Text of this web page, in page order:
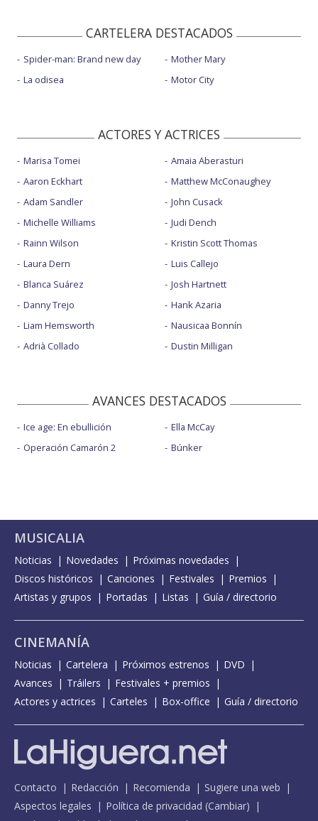
CARTELERA DESTACADOS
Spider-man: Brand new day
La odisea
Mother Mary
Motor City
ACTORES Y ACTRICES
Marisa Tomei
Aaron Eckhart
Adam Sandler
Michelle Williams
Rainn Wilson
Laura Dern
Blanca Suárez
Danny Trejo
Liam Hemsworth
Adrià Collado
Amaia Aberasturi
Matthew McConaughey
John Cusack
Judi Dench
Kristin Scott Thomas
Luis Callejo
Josh Hartnett
Hank Azaria
Nausicaa Bonnín
Dustin Milligan
AVANCES DESTACADOS
Ice age: En ebullición
Operación Camarón 2
Ella McCay
Búnker
MUSICALIA
Noticias Novedades
Próximas novedades
Discos históricos
Canciones Festivales
Premios
Artistas y grupos
Portadas Listas Guía / directorio
CINEMANÍA
Noticias Cartelera Próximos estrenos
DVD
Avances
Tráilers
Festivales + premios
Actores y actrices
Carteles Box-office Guía / directorio
Contacto Redacción Recomienda
Sugiere una web
Aspectos legales
Política de privacidad (Cambiar)